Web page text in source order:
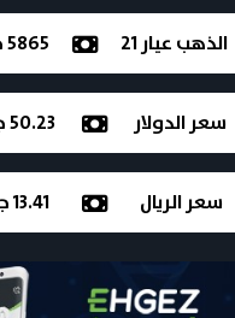
الذهب عيار 21 5865 جنيه مصري
سعر الدولار 50.23 جنيه مصري
سعر الريال 13.41 جنيه مصري